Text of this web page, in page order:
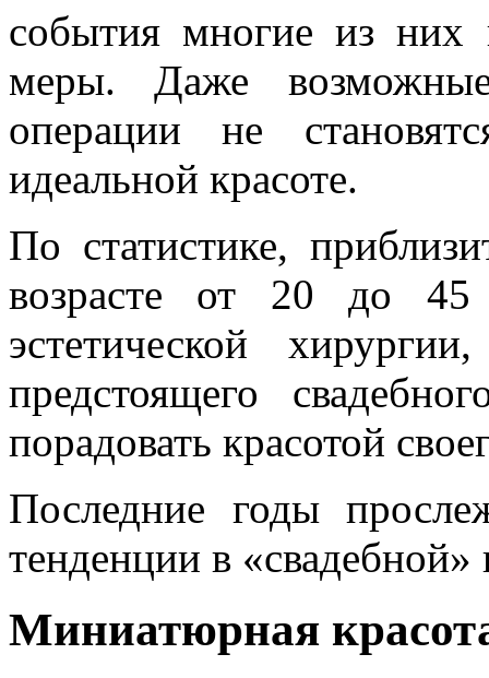
события многие из них
меры. Даже возможные
операции не
идеальной красоте.
По статистике,
возрасте от 20 до
эстетической
предстоящего
порадовать красотой
Последние годы
тенденции в
Миниатюрная